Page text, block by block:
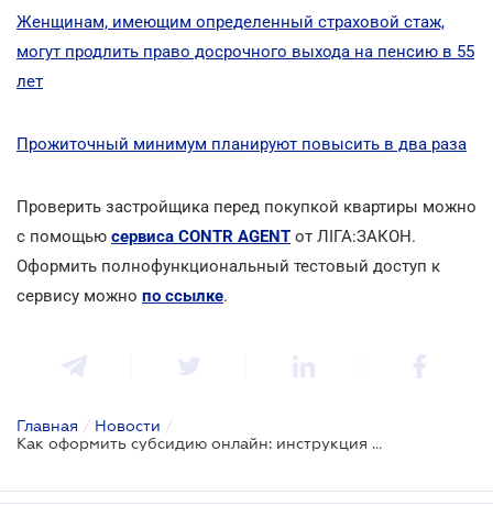
Женщинам, имеющим определенный страховой стаж,
могут продлить право досрочного выхода на пенсию в 55
лет
Прожиточный минимум планируют повысить в два раза
Проверить застройщика перед покупкой квартиры можно
с помощью сервиса CONTR AGENT от ЛІГА:ЗАКОН.
Оформить полнофункциональный тестовый доступ к
сервису можно по ссылке.
Главная / Новости /
Как оформить субсидию онлайн: инструкция от Минсоцполитики